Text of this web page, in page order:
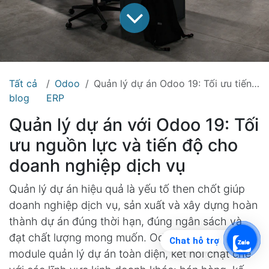
Tất cả
blog
Odoo
ERP
Quản lý dự án Odoo 19: Tối ưu tiến độ, nguồn lực và chi phí
Quản lý dự án với Odoo 19: Tối
ưu nguồn lực và tiến độ cho
doanh nghiệp dịch vụ
Quản lý dự án hiệu quả là yếu tố then chốt giúp
doanh nghiệp dịch vụ, sản xuất và xây dựng hoàn
thành dự án đúng thời hạn, đúng ngân sách và
đạt chất lượng mong muốn. Odoo 19 cung cấp
module quản lý dự án toàn diện, kết nối chặt chẽ
Chat hỗ trợ